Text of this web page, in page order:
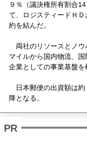
９％（議決権所有割合
て、ロジスティードＨ
約を結んだ。
両社のリソースとノウ
マイルから国内物流、
企業としての事業基盤を
日本郵便の出資額は約
降となる。